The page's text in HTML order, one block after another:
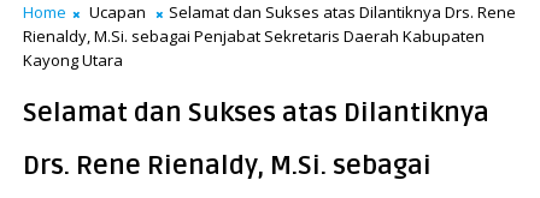
Home Ucapan
Selamat dan Sukses atas Dilantiknya Drs. Rene
Rienaldy, M.Si. sebagai Penjabat Sekretaris Daerah Kabupaten
Kayong Utara
Selamat dan Sukses atas Dilantiknya
Drs. Rene Rienaldy, M.Si. sebagai